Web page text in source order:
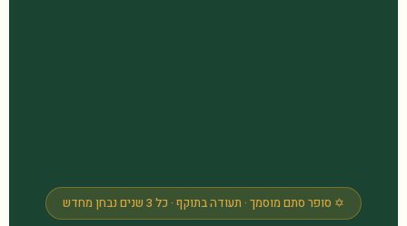
✡ סופר סתם מוסמך · תעודה בתוקף · כל 3 שנים נבחן מחדש